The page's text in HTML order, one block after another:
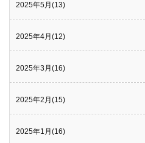
2025年5月(13)
2025年4月(12)
2025年3月(16)
2025年2月(15)
2025年1月(16)